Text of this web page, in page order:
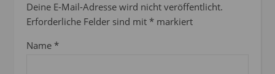
Deine E-Mail-Adresse wird nicht veröffentlicht.
Erforderliche Felder sind mit * markiert
Name *